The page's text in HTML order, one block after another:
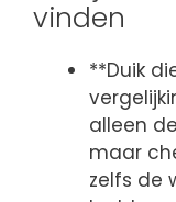
vinden
**Duik
alleen
maar
zelfs de